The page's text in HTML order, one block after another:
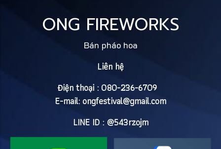
ONG FIREWORKS
Bán pháo hoa
Liên hệ
Điện thoại : 080-236-6709
E-mail: ongfestival@gmail.com
LINE ID : @543rzojm